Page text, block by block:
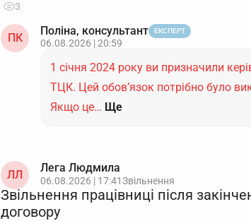
3
ПК
Поліна, консультант ЕКСПЕРТ
06.08.2026 | 20:59
1 січня 2024 року ви призначили
ТЦК. Цей обов’язок потрібно було
Якщо це… Ще
ЛЛ
Лега Людмила
06.08.2026 | 17:41Звільнення
Звільнення працівниці після
договору